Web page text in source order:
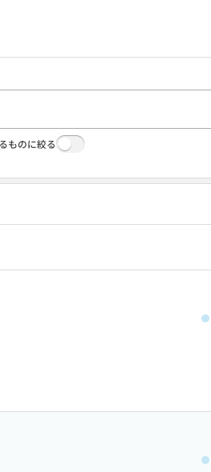
ものに絞る